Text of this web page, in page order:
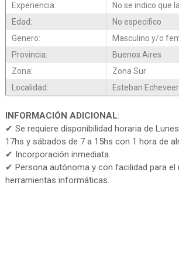
Experiencia:
No se indico que
Edad:
No especifico
Genero:
Masculino y/o
Provincia:
Buenos Aires
Zona:
Zona Sur
Localidad:
Esteban
INFORMACIÓN ADICIONAL:
✔ Se requiere disponibilidad horaria de
17hs y sábados de 7 a 15hs con 1 hora de
✔ Incorporación inmediata.
✔ Persona autónoma y con facilidad para el
herramientas informáticas.